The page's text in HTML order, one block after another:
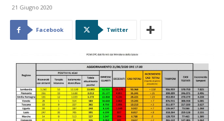
21 Giugno 2020
Facebook Twitter